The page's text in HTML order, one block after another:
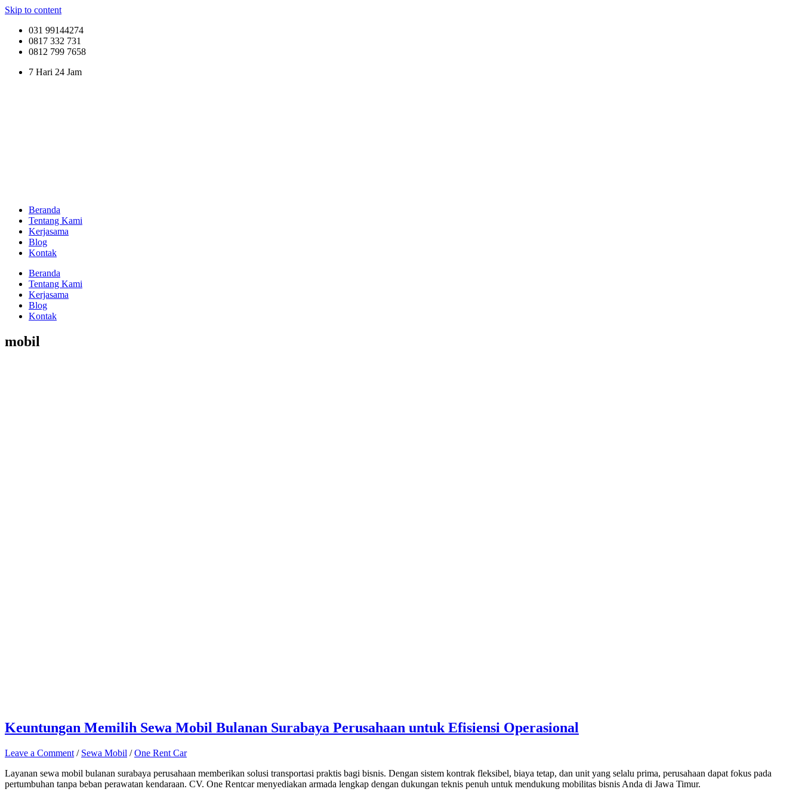
Skip to content
031 99144274
0817 332 731
0812 799 7658
7 Hari 24 Jam
Beranda
Tentang Kami
Kerjasama
Blog
Kontak
Beranda
Tentang Kami
Kerjasama
Blog
Kontak
mobil
Keuntungan Memilih Sewa Mobil Bulanan Surabaya Perusahaan untuk Efisiensi Operasional
Leave a Comment / Sewa Mobil /One Rent Car
Layanan sewa mobil bulanan surabaya perusahaan memberikan solusi transportasi praktis bagi bisnis. Dengan sistem kontrak fleksibel, biaya tetap, dan unit yang selalu prima, perusahaan dapat fokus pada
pertumbuhan tanpa beban perawatan kendaraan. CV. One Rentcar menyediakan armada lengkap dengan dukungan teknis penuh untuk mendukung mobilitas bisnis Anda di Jawa Timur.